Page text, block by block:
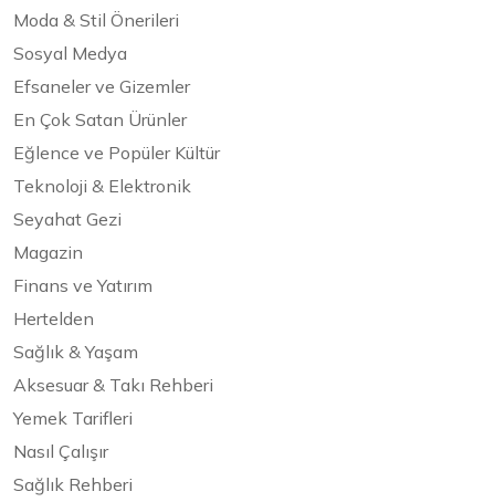
Moda & Stil Önerileri
Sosyal Medya
Efsaneler ve Gizemler
En Çok Satan Ürünler
Eğlence ve Popüler Kültür
Teknoloji & Elektronik
Seyahat Gezi
Magazin
Finans ve Yatırım
Hertelden
Sağlık & Yaşam
Aksesuar & Takı Rehberi
Yemek Tarifleri
Nasıl Çalışır
Sağlık Rehberi